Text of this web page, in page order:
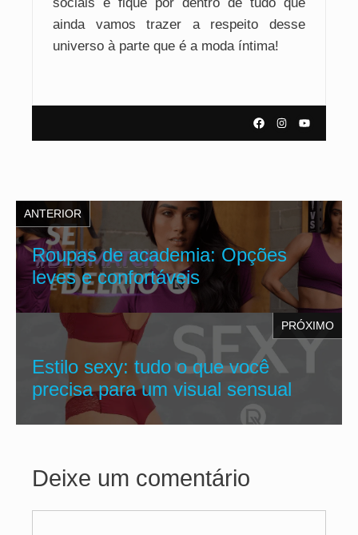
ainda vamos trazer a respeito desse
universo à parte que é a moda íntima!
ANTERIOR
Roupas de academia: Opções
leves e confortáveis
PRÓXIMO
Estilo sexy: tudo o que você
precisa para um visual sensual
Deixe um comentário